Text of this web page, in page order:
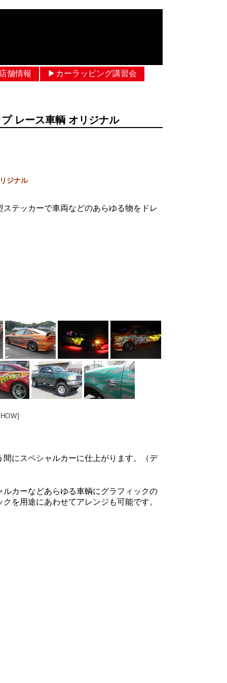
舗情報
▶︎カーラッピング講習会
レース車輌 オリジナル
ジナル
テッカーで車両などのあらゆる物をドレ
間にスペシャルカーに仕上がります。
（デ
カーなどあらゆる車輌にグラフィックの
を用途にあわせてアレンジも可能です。